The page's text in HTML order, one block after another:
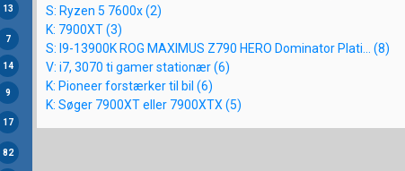
13
7
14
9
17
82
S: Ryzen 5 7600x (2)
K: 7900XT (3)
S: I9-13900K ROG MAXIMUS Z790 HERO Dominator Plati... (8)
V: i7, 3070 ti gamer stationær (6)
K: Pioneer forstærker til bil (6)
K: Søger 7900XT eller 7900XTX (5)